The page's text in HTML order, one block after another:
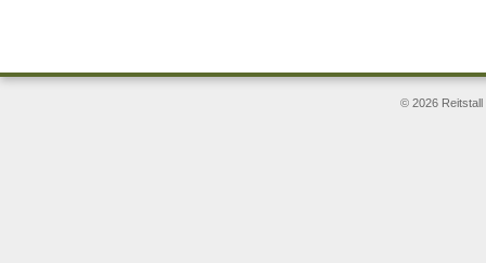
© 2026